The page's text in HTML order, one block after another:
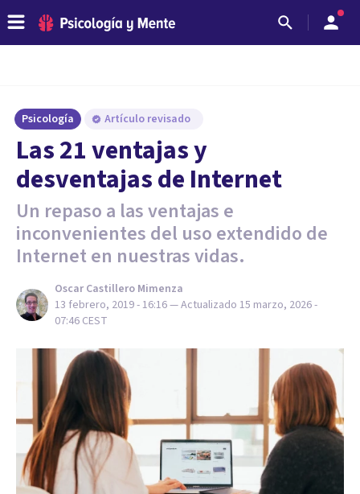
Psicología Artículo revisado
Las 21 ventajas y
desventajas de Internet
Un repaso a las ventajas e
inconvenientes del uso extendido de
Internet en nuestras vidas.
Oscar Castillero Mimenza
13 febrero, 2019 - 16:16— Actualizado 15 marzo, 2026 -
07:46 CEST